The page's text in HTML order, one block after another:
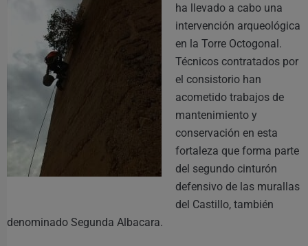
ha llevado a cabo una
intervención arqueológica
en la Torre Octogonal.
Técnicos contratados por
el consistorio han
acometido trabajos de
mantenimiento y
conservación en esta
fortaleza que forma parte
del segundo cinturón
defensivo de las murallas
del Castillo, también
denominado Segunda Albacara.